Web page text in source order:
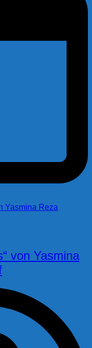
von Yasmina